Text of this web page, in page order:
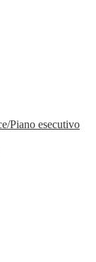
Piano esecutivo